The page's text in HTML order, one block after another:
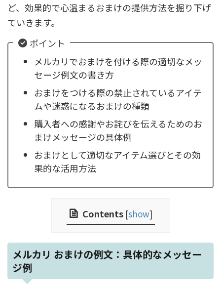
ど、効果的で心温まるおまけの提供方法を掘り下げ
ていきます。
ポイント
メルカリでおまけを付ける際の適切なメッ
セージ例文の書き方
おまけをつける際の禁止されているアイテ
ムや迷惑になるおまけの種類
購入者への感謝やお詫びを伝えるためのお
まけメッセージの具体例
おまけとして適切なアイテム選びとその効
果的な活用方法
Contents [show]
メルカリ おまけの例文：具体的なメッセー
ジ例